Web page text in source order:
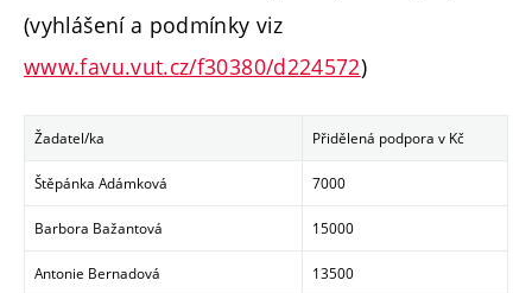
(vyhlášení a podmínky viz
www.favu.vut.cz/f30380/d224572)
Žadatel/ka Přidělená podpora v Kč
Štěpánka Adámková 7000
Barbora Bažantová 15000
Antonie Bernadová 13500